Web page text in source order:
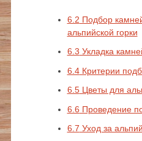
6.2 Подбор
альпийской горки
6.3 Укладка
6.4Критерии
6.5Цветы для
6.6 Проведение
6.7 Уход за